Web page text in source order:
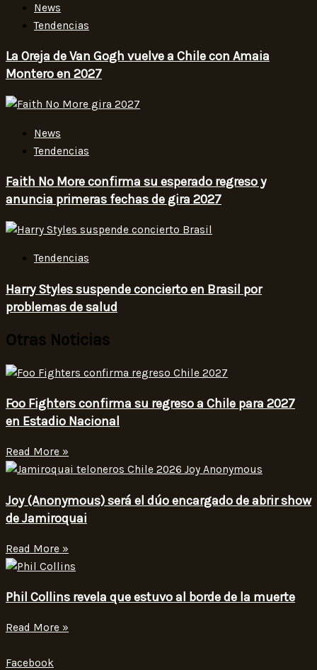
News
Tendencias
La Oreja de Van Gogh vuelve a Chile con Amaia
Montero en 2027
News
Tendencias
Faith No More confirma su esperado regreso y
anuncia primeras fechas de gira 2027
Tendencias
Harry Styles suspende concierto en Brasil por
problemas de salud
Otras Noticias
Foo Fighters confirma su regreso a Chile para 2027
en Estadio Nacional
Read More »
Joy (Anonymous) será el dúo encargado de abrir show
de Jamiroquai
Read More »
Phil Collins revela que estuvo al borde de la muerte
Read More »
Facebook